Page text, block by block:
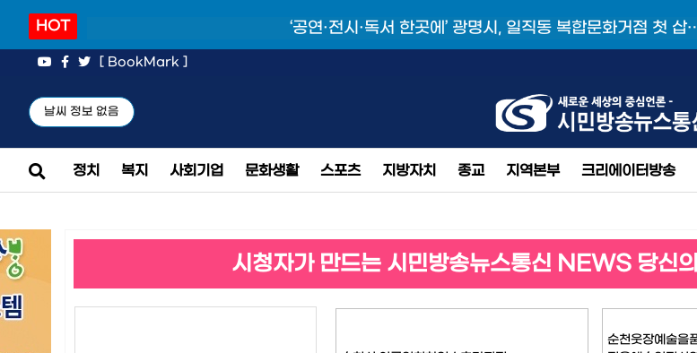
HOT ‘공연·전시·독서 한곳에’ 광명시, 일직동 복합문화거점 첫
[ BookMark ]
날씨 정보 없음
정치 복지 사회기업 문화생활 스포츠 지방자치 종교 지역본부 크리에이터방송
시청자가 만드는 시민방송뉴스통신 NEWS 당신
순천웃장예술을